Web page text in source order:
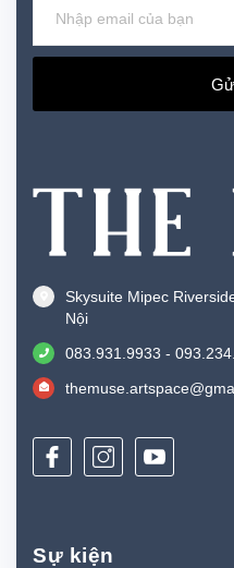
Skysuite Mipec
Nội
083.931.9933 -
Sự kiện